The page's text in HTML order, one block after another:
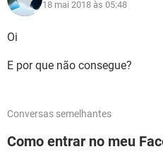
18 mai 2018 às 05:48
Oi
E por que não consegue?
Conversas semelhantes
Como entrar no meu